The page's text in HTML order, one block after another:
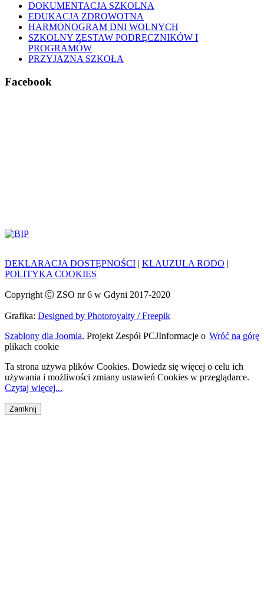
DOKUMENTACJA SZKOLNA
EDUKACJA ZDROWOTNA
HARMONOGRAM DNI WOLNYCH
SZKOLNY ZESTAW PODRĘCZNIKÓW I
PROGRAMÓW
PRZYJAZNA SZKOŁA
Facebook
DEKLARACJA DOSTĘPNOŚCI | KLAUZULA RODO |
POLITYKA COOKIES
Copyright Ⓒ ZSO nr 6 w Gdyni 2017-2020
Grafika: Designed by Photoroyalty / Freepik
Szablony dla Joomla. Projekt Zespół PCJ Wróć na górę
Informacje o
plikach cookie
Ta strona używa plików Cookies. Dowiedz się więcej o celu ich
używania i możliwości zmiany ustawień Cookies w przeglądarce.
Czytaj więcej...